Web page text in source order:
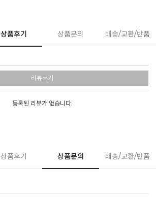
상품후기 상품문의 배송/교환/반품
리뷰쓰기
등록된 리뷰가 없습니다.
상품후기 상품문의 배송/교환/반품